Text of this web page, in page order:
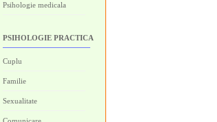
Psihologie medicala
PSIHOLOGIE PRACTICA
Cuplu
Familie
Sexualitate